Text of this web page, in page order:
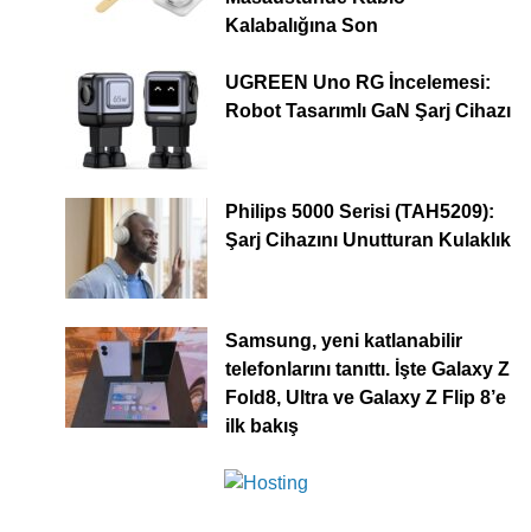
Kalabalığına Son
UGREEN Uno RG İncelemesi:
Robot Tasarımlı GaN Şarj Cihazı
Philips 5000 Serisi (TAH5209):
Şarj Cihazını Unutturan Kulaklık
Samsung, yeni katlanabilir
telefonlarını tanıttı. İşte Galaxy Z
Fold8, Ultra ve Galaxy Z Flip 8’e
ilk bakış